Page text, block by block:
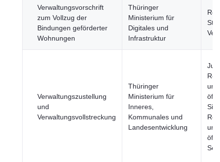
Verwaltungsvorschrift
zum Vollzug der
Bindungen geförderter
Wohnungen
Thüringer
Ministerium für
Digitales und
Infrastruktur
Verwaltungszustellung
und
Verwaltungsvollstreckung
Thüringer
Ministerium für
Inneres,
Kommunales und
Landesentwicklung
und
und